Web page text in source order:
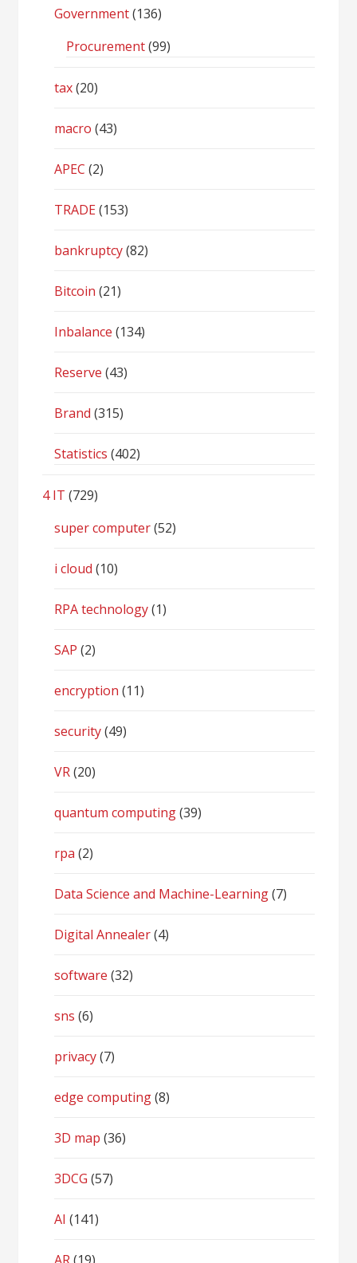
Government(136)
Procurement(99)
tax(20)
macro (43)
APEC (2)
TRADE(153)
bankruptcy(82)
Bitcoin (21)
Inbalance (134)
Reserve (43)
Brand (315)
Statistics (402)
4 IT (729)
super computer(52)
i cloud (10)
RPA technology(1)
SAP (2)
encryption (11)
security(49)
VR(20)
quantum computing(39)
rpa (2)
Data Science and Machine-Learning(7)
Digital Annealer(4)
software (32)
sns (6)
privacy(7)
edge computing(8)
3D map (36)
3DCG (57)
AI (141)